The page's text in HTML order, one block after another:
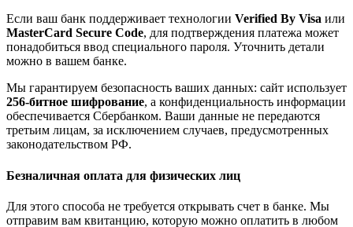
Если ваш банк поддерживает технологии Verified By Visa или
MasterCard Secure Code, для подтверждения платежа может
понадобиться ввод специального пароля. Уточнить детали
можно в вашем банке.
Мы гарантируем безопасность ваших данных: сайт использует
256-битное шифрование, а конфиденциальность информации
обеспечивается Сбербанком. Ваши данные не передаются
третьим лицам, за исключением случаев, предусмотренных
законодательством РФ.
Безналичная оплата для физических лиц
Для этого способа не требуется открывать счет в банке. Мы
отправим вам квитанцию, которую можно оплатить в любом